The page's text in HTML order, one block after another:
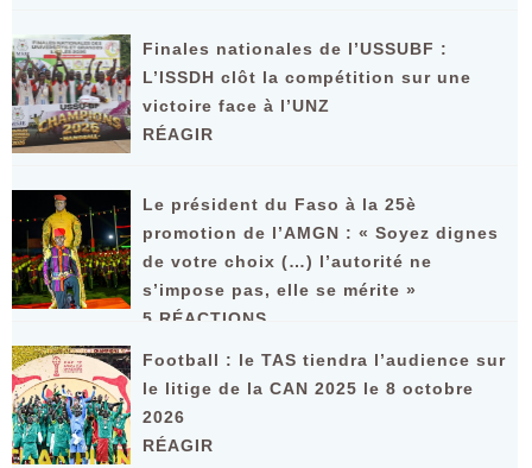
Finales nationales de l’USSUBF :
L’ISSDH clôt la compétition sur une
victoire face à l’UNZ
RÉAGIR
Le président du Faso à la 25è
promotion de l’AMGN : « Soyez dignes
de votre choix (…) l’autorité ne
s’impose pas, elle se mérite »
5 RÉACTIONS
Football : le TAS tiendra l’audience sur
le litige de la CAN 2025 le 8 octobre
2026
RÉAGIR